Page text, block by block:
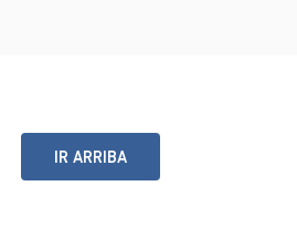
IR ARRIBA